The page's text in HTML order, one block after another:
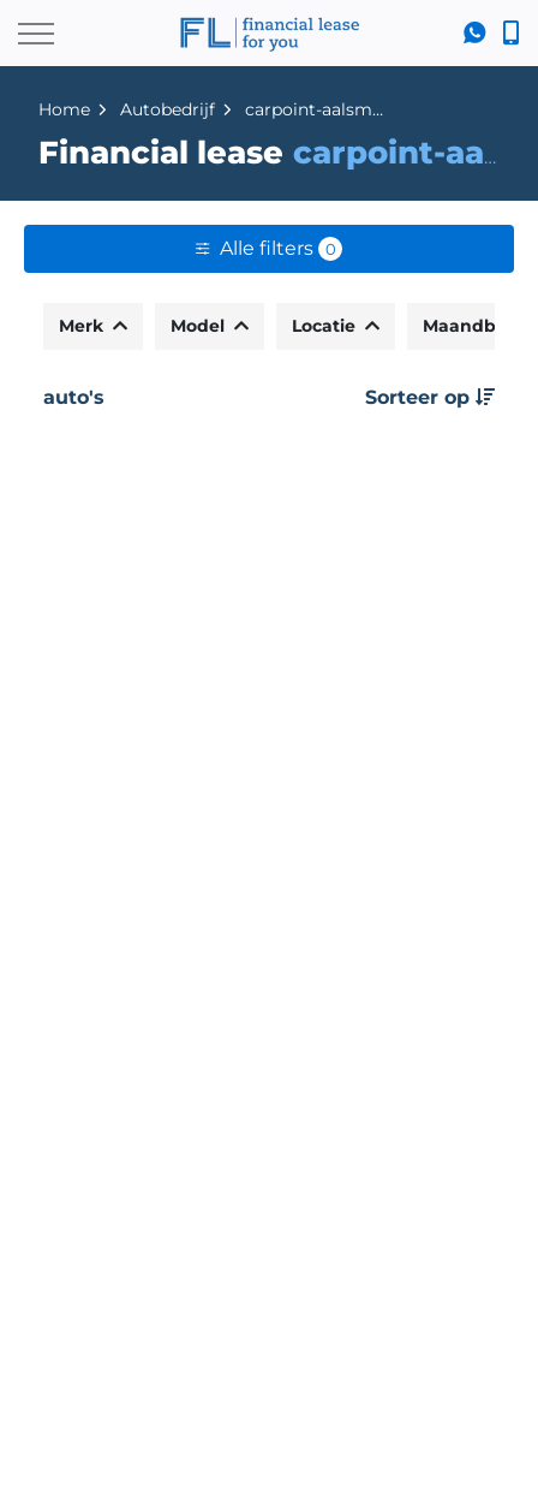
Home Autobedrijf carpoint-aalsmeer
Financial leasecarpoint-aalsmeer
Alle filters 0
Merk Model Locatie
auto's Sorteer op